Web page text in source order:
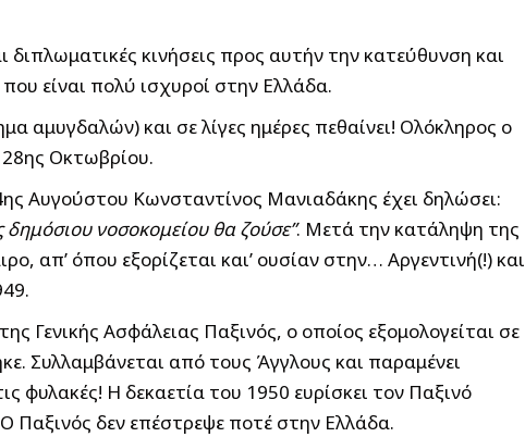
διπλωματικές κινήσεις προς αυτήν την κατεύθυνση και
είναι πολύ ισχυροί στην Ελλάδα.
αμυγδαλών) και σε λίγες ημέρες πεθαίνει! Ολόκληρος ο
Οκτωβρίου.
Αυγούστου Κωνσταντίνος Μανιαδάκης έχει δηλώσει:
νοσοκομείου θα ζούσε”. Μετά την κατάληψη της
απ’ όπου εξορίζεται και’ ουσίαν στην… Αργεντινή(!) και
Γενικής Ασφάλειας Παξινός, ο οποίος εξομολογείται σε
Συλλαμβάνεται από τους Άγγλους και παραμένει
φυλακές! Η δεκαετία του 1950 ευρίσκει τον Παξινό
Παξινός δεν επέστρεψε ποτέ στην Ελλάδα.